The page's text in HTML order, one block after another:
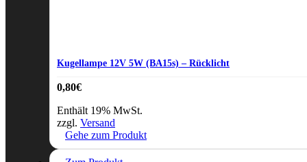
Kugellampe 12V 5W (BA15s) – Rücklicht
0,80€
Enthält 19% MwSt.
zzgl. Versand
Gehe zum Produkt